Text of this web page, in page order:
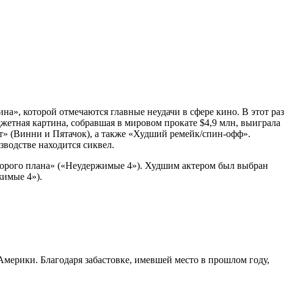
которой отмечаются главные неудачи в сфере кино. В этот раз
картина, собравшая в мировом прокате $4,9 млн, выиграла
(Винни и Пятачок), а также «Худший ремейк/спин-офф».
находится сиквел.
плана» («Неудержимые 4»). Худшим актером был выбран
4»).
Благодаря забастовке, имевшей место в прошлом году,